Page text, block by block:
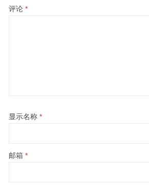
评论 *
显示名称 *
邮箱 *